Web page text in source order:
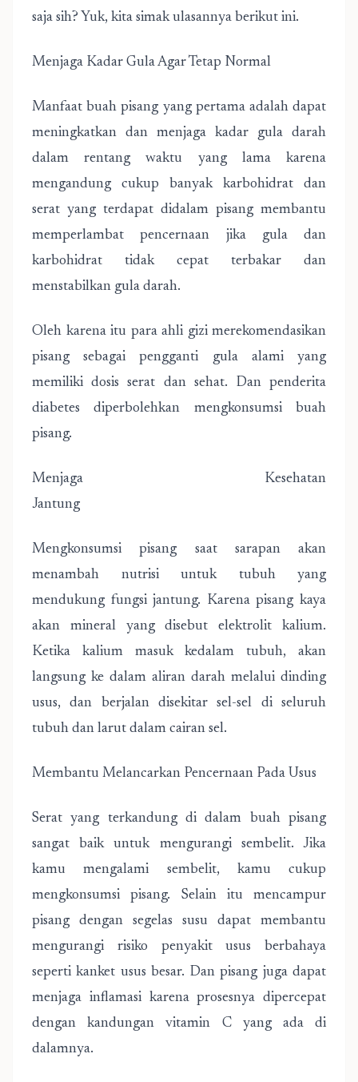
saja sih? Yuk, kita simak ulasannya berikut ini.
Menjaga Kadar Gula Agar Tetap Normal
Manfaat buah pisang yang pertama adalah dapat
meningkatkan dan menjaga kadar gula darah
dalam rentang waktu yang lama karena
mengandung cukup banyak karbohidrat dan
serat yang terdapat didalam pisang membantu
memperlambat pencernaan jika gula dan
karbohidrat tidak cepat terbakar dan
menstabilkan gula darah.
Oleh karena itu para ahli gizi merekomendasikan
pisang sebagai pengganti gula alami yang
memiliki dosis serat dan sehat. Dan penderita
diabetes diperbolehkan mengkonsumsi buah
pisang.
Menjaga Kesehatan
Jantung
Mengkonsumsi pisang saat sarapan akan
menambah nutrisi untuk tubuh yang
mendukung fungsi jantung. Karena pisang kaya
akan mineral yang disebut elektrolit kalium.
Ketika kalium masuk kedalam tubuh, akan
langsung ke dalam aliran darah melalui dinding
usus, dan berjalan disekitar sel-sel di seluruh
tubuh dan larut dalam cairan sel.
Membantu Melancarkan Pencernaan Pada Usus
Serat yang terkandung di dalam buah pisang
sangat baik untuk mengurangi sembelit. Jika
kamu mengalami sembelit, kamu cukup
mengkonsumsi pisang. Selain itu mencampur
pisang dengan segelas susu dapat membantu
mengurangi risiko penyakit usus berbahaya
seperti kanket usus besar. Dan pisang juga dapat
menjaga inflamasi karena prosesnya dipercepat
dengan kandungan vitamin C yang ada di
dalamnya.